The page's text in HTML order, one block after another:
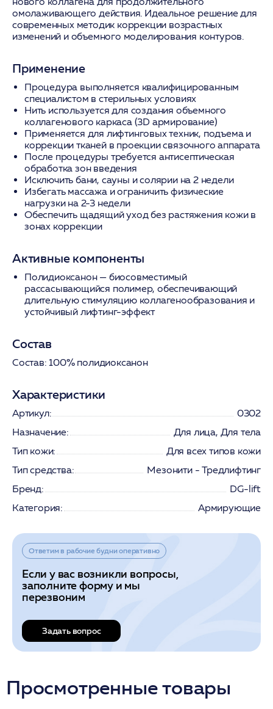
омолаживающего действия. Идеальное решение для
современных методик коррекции возрастных
изменений и объемного моделирования контуров.
Применение
Процедура выполняется квалифицированным
специалистом в стерильных условиях
Нить используется для создания объемного
коллагенового каркаса (3D армирование)
Применяется для лифтинговых техник, подъема и
коррекции тканей в проекции связочного аппарата
После процедуры требуется антисептическая
обработка зон введения
Исключить бани, сауны и солярии на 2 недели
Избегать массажа и ограничить физические
нагрузки на 2-3 недели
Обеспечить щадящий уход без растяжения кожи в
зонах коррекции
Активные компоненты
Полидиоксанон— биосовместимый
рассасывающийся полимер, обеспечивающий
длительную стимуляцию коллагенообразования и
устойчивый лифтинг-эффект
Состав
Состав: 100% полидиоксанон
Характеристики
Артикул:
0302
Назначение:
Для лица, Для тела
Тип кожи:
Для всех типов кожи
Тип средства:
Мезонити - Тредлифтинг
Бренд:
DG-lift
Категория:
Армирующие
Ответим в рабочие будни оперативно
Если у вас возникли вопросы,
заполните форму и мы
перезвоним
Задать вопрос
Просмотренные товары